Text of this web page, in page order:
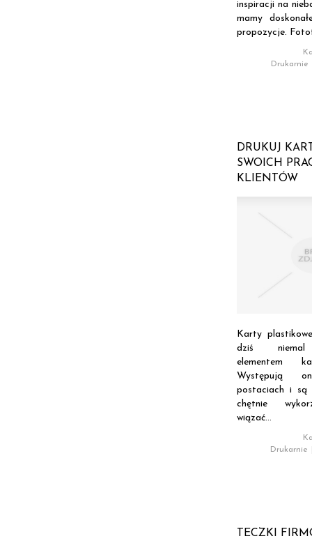
inspiracji na
mamy
propozycje.
Drukarnie
DRUKUJ
SWOICH
KLIENTÓW
Karty
dziś niemal
elementem
Występują
postaciach i są
chętnie
wiązać...
Drukarnie
TECZKI